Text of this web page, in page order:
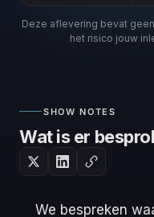
Deze aflevering bevat
het risico jouw
SHOW NOTES
Wat is er
We bespreken